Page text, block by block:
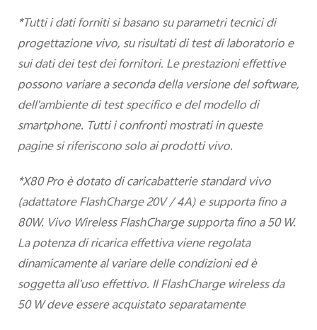
*Tutti i dati forniti si basano su parametri tecnici di
progettazione vivo, su risultati di test di laboratorio e
sui dati dei test dei fornitori. Le prestazioni effettive
possono variare a seconda della versione del software,
dell'ambiente di test specifico e del modello di
smartphone. Tutti i confronti mostrati in queste
pagine si riferiscono solo ai prodotti vivo.
*X80 Pro è dotato di caricabatterie standard vivo
(adattatore FlashCharge 20V / 4A) e supporta fino a
80W. Vivo Wireless FlashCharge supporta fino a 50 W.
La potenza di ricarica effettiva viene regolata
dinamicamente al variare delle condizioni ed è
soggetta all'uso effettivo. Il FlashCharge wireless da
50 W deve essere acquistato separatamente